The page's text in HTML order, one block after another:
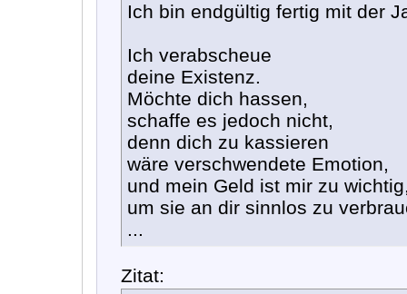
Ich bin endgültig fertig mit der
Ich verabscheue
deine Existenz.
Möchte dich hassen,
schaffe es jedoch nicht,
denn dich zu kassieren
wäre verschwendete Emotion,
und mein Geld ist mir zu
um sie an dir sinnlos zu
...
Zitat: